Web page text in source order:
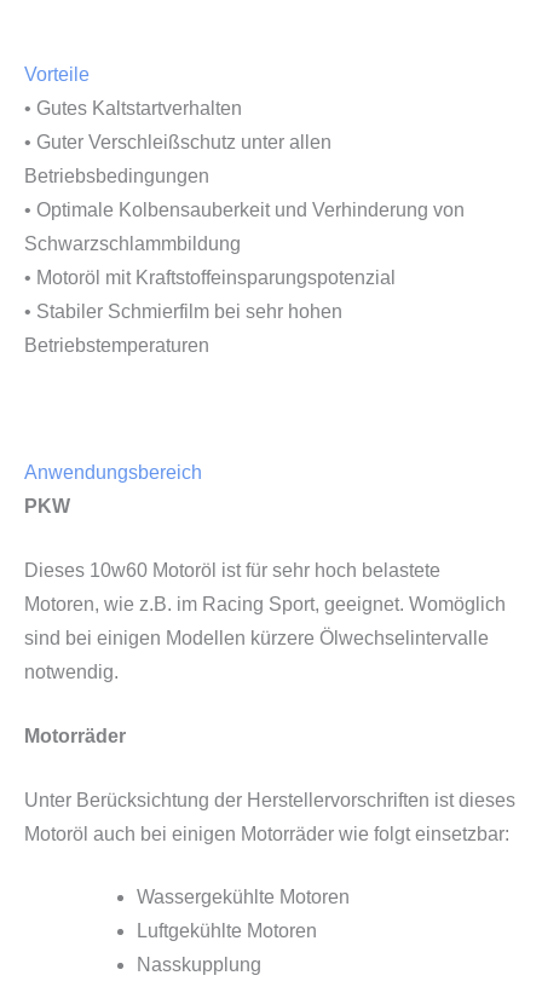
Vorteile
• Gutes Kaltstartverhalten
• Guter Verschleißschutz unter allen
Betriebsbedingungen
• Optimale Kolbensauberkeit und Verhinderung von
Schwarzschlammbildung
• Motoröl mit Kraftstoffeinsparungspotenzial
• Stabiler Schmierfilm bei sehr hohen
Betriebstemperaturen
Anwendungsbereich
PKW
Dieses 10w60 Motoröl ist für sehr hoch belastete
Motoren, wie z.B. im Racing Sport, geeignet. Womöglich
sind bei einigen Modellen kürzere Ölwechselintervalle
notwendig.
Motorräder
Unter Berücksichtung der Herstellervorschriften ist dieses
Motoröl auch bei einigen Motorräder wie folgt einsetzbar:
Wassergekühlte Motoren
Luftgekühlte Motoren
Nasskupplung